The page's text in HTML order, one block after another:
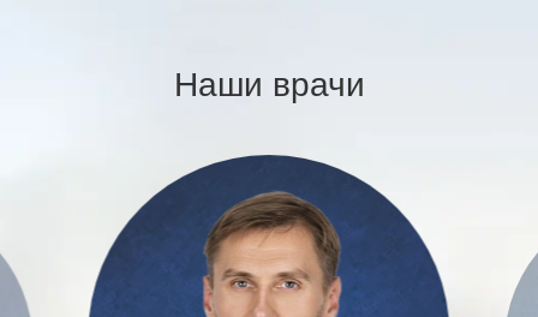
Наши врачи